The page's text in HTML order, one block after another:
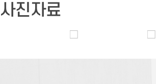
사진자료